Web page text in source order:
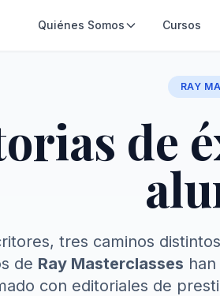
Quiénes Somos Cursos
RAY
de
tres caminos
de Ray Masterclasses
con editoriales de